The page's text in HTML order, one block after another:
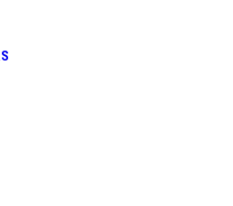
DU
: RETOUR